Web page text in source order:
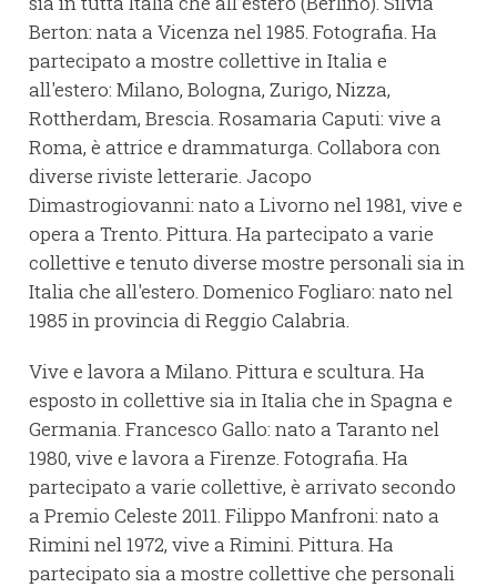
Berton: nata a Vicenza nel 1985. Fotografia. Ha
partecipato a mostre collettive in Italia e
all'estero: Milano, Bologna, Zurigo, Nizza,
Rottherdam, Brescia. Rosamaria Caputi: vive a
Roma, è attrice e drammaturga. Collabora con
diverse riviste letterarie. Jacopo
Dimastrogiovanni: nato a Livorno nel 1981, vive e
opera a Trento. Pittura. Ha partecipato a varie
collettive e tenuto diverse mostre personali sia in
Italia che all'estero. Domenico Fogliaro: nato nel
1985 in provincia di Reggio Calabria.
Vive e lavora a Milano. Pittura e scultura. Ha
esposto in collettive sia in Italia che in Spagna e
Germania. Francesco Gallo: nato a Taranto nel
1980, vive e lavora a Firenze. Fotografia. Ha
partecipato a varie collettive, è arrivato secondo
a Premio Celeste 2011. Filippo Manfroni: nato a
Rimini nel 1972, vive a Rimini. Pittura. Ha
partecipato sia a mostre collettive che personali